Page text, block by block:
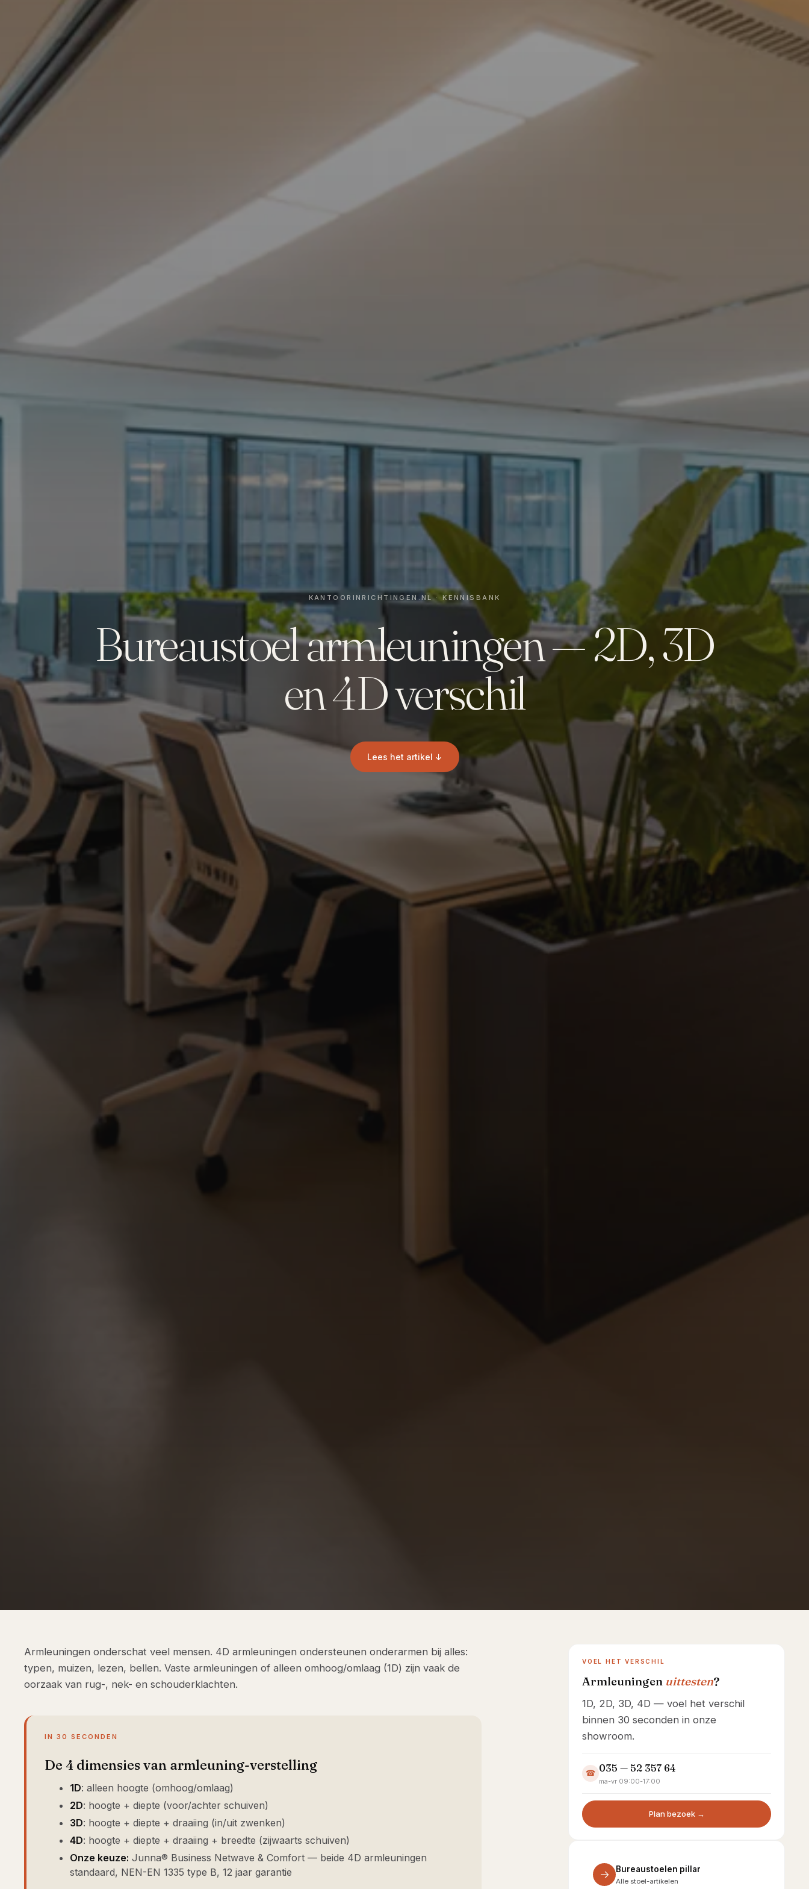
Bureaustoel armleuningen — 2D, 3D
en 4D verschil
Armleuningen onderschat veel mensen. 4D armleuningen ondersteunen onderarmen bij alles:
typen, muizen, lezen, bellen. Vaste armleuningen of alleen omhoog/omlaag (1D) zijn vaak de
oorzaak van rug-, nek- en schouderklachten.
VOEL HET VERSCHIL
Armleuningen uittesten?
1D, 2D, 3D, 4D — voel het verschil
binnen 30 seconden in onze
showroom.
☎ 035 — 52 357 64
ma-vr 09:00-17:00
Plan bezoek →
→ Bureaustoelen pillar
Alle stoel-artikelen
IN 30 SECONDEN
De 4 dimensies van armleuning-verstelling
1D: alleen hoogte (omhoog/omlaag)
2D: hoogte + diepte (voor/achter schuiven)
3D: hoogte + diepte + draaiing (in/uit zwenken)
4D: hoogte + diepte + draaiing + breedte (zijwaarts schuiven)
Onze keuze: Junna® Business Netwave & Comfort — beide 4D armleuningen
standaard, NEN-EN 1335 type B, 12 jaar garantie